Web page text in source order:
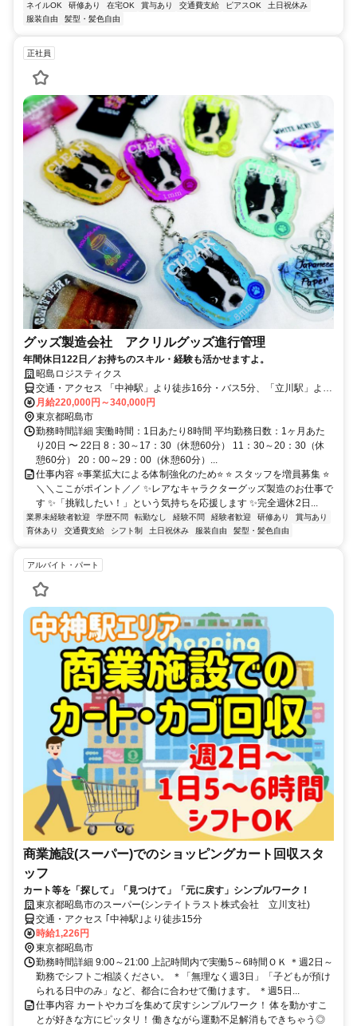
ネイルOK
研修あり 在宅OK 賞与あり 交通費支給 ピアスOK
土日祝休み
服装自由
髪型・髪色自由
正社員
グッズ製造会社 アクリルグッズ進行管理
年間休日122日／お持ちのスキル・経験も活かせますよ。
昭島ロジスティクス
交通・アクセス 「中神駅」より徒歩16分・バス5分、「立川駅」より
バス13分
月給220,000円～340,000円
東京都昭島市
勤務時間詳細 実働時間：1日あたり8時間 平均勤務日数：1ヶ月あた
り20日 〜 22日 8：30～17：30（休憩60分） 11：30～20：30（休
憩60分） 20：00～29：00（休憩60分）...
仕事内容 ⭐事業拡大による体制強化のため⭐ ⭐ スタッフを増員募集 ⭐
＼＼ここがポイント／／ ✨レアなキャラクターグッズ製造のお仕事で
す ✨「挑戦したい！」という気持ちを応援します ✨完全週休2日...
業界未経験者歓迎 学歴不問 転勤なし 経験不問 経験者歓迎 研修あり
賞与あり
育休あり
交通費支給 シフト制 土日祝休み 服装自由 髪型・髪色自由
アルバイト・パート
商業施設(スーパー)でのショッピングカート回収スタ
ッフ
カート等を「探して」「見つけて」「元に戻す」シンプルワーク！
東京都昭島市のスーパー(シンテイトラスト株式会社 立川支社)
交通・アクセス ｢中神駅｣より徒歩15分
時給1,226円
東京都昭島市
勤務時間詳細 9:00～21:00 上記時間内で実働5～6時間ＯＫ ＊週2日～
勤務でシフトご相談ください。 ＊「無理なく週3日」「子どもが預け
られる日中のみ」など、都合に合わせて働けます。 ＊週5日...
仕事内容 カートやカゴを集めて戻すシンプルワーク！ 体を動かすこ
とが好きな方にピッタリ！ 働きながら運動不足解消もできちゃう◎